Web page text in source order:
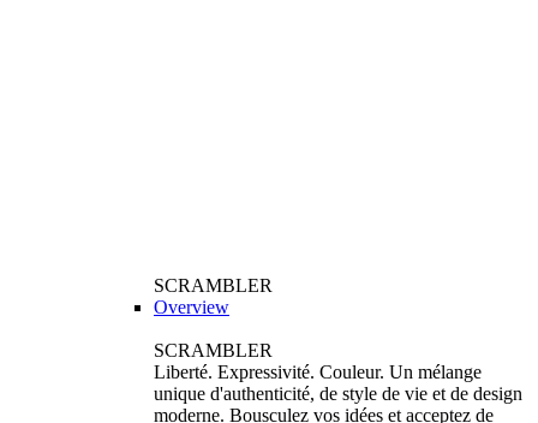
SCRAMBLER
Overview
SCRAMBLER
Liberté. Expressivité. Couleur. Un mélange
unique d'authenticité, de style de vie et de design
moderne. Bousculez vos idées et acceptez de